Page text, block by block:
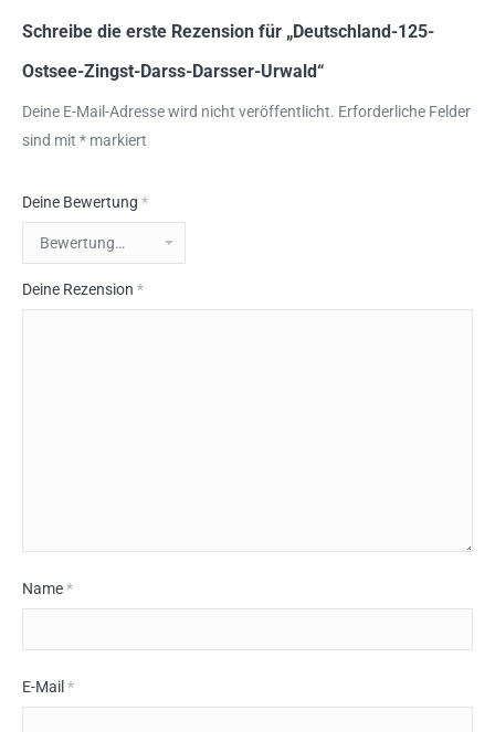
Schreibe die erste Rezension für „Deutschland-125-
Ostsee-Zingst-Darss-Darsser-Urwald“
Deine E-Mail-Adresse wird nicht veröffentlicht. Erforderliche Felder
sind mit * markiert
Deine Bewertung *
Deine Rezension *
Name*
E-Mail *